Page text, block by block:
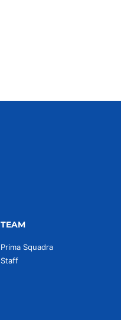
TEAM
Prima Squadra
Staff